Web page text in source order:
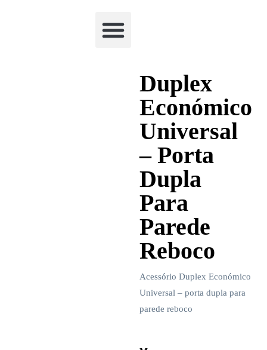
Duplex
Económico
Universal
– Porta
Dupla
Para
Parede
Reboco
Acessório Duplex Económico
Universal – porta dupla para
parede reboco